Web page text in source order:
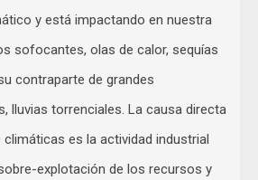
y está impactando en nuestra
sofocantes, olas de calor, sequías
contraparte de grandes
lluvias torrenciales. La causa directa
es la actividad industrial
explotación de los recursos y